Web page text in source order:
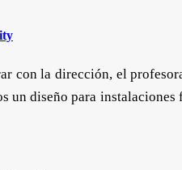
con la dirección, el
un diseño para